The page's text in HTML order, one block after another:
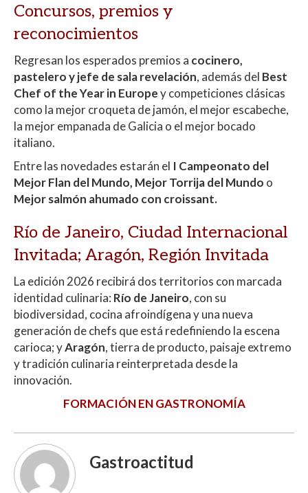
Concursos, premios y
reconocimientos
Regresan los esperados premios a cocinero,
pastelero y jefe de sala revelación, además del Best
Chef of the Year in Europey competiciones clásicas
como la mejor croqueta de jamón, el mejor escabeche,
la mejor empanada de Galicia o el mejor bocado
italiano.
Entre las novedades estarán el I Campeonato del
Mejor Flan del Mundo, Mejor Torrija del Mundo o
Mejor salmón ahumado con croissant.
Río de Janeiro, Ciudad Internacional
Invitada; Aragón, Región Invitada
La edición 2026 recibirá dos territorios con marcada
identidad culinaria: Río de Janeiro, con su
biodiversidad, cocina afroindígena y una nueva
generación de chefs que está redefiniendo la escena
carioca; yAragón, tierra de producto, paisaje extremo
y tradición culinaria reinterpretada desde la
innovación.
FORMACIÓN EN GASTRONOMÍA
Gastroactitud